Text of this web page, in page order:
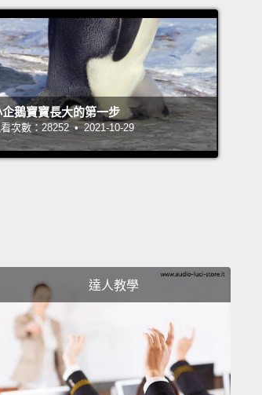
捲款潛逃的詐騙行為」
企鵝寶寶長大的第一步
次數：28252 • 2021-10-29
達人教學